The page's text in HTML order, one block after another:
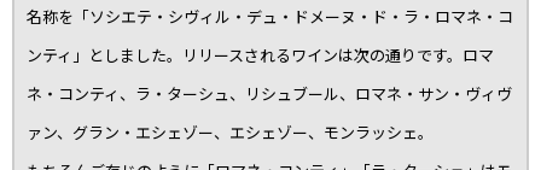
名称を「ソシエテ・シヴィル・デュ・ドメーヌ・ド・ラ・ロマネ・コ
ンティ」としました。リリースされるワインは次の通りです。ロマ
ネ・コンティ、ラ・ターシュ、リシュブール、ロマネ・サン・ヴィヴ
ァン、グラン・エシェゾー、エシェゾー、モンラッシェ。